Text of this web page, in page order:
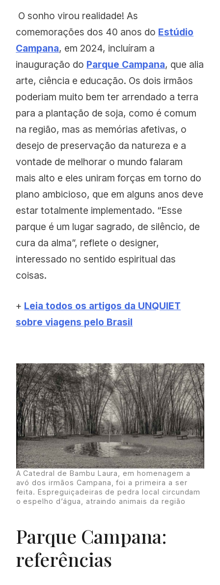
O sonho virou realidade! As
comemorações dos 40 anos do Estúdio
Campana, em 2024, incluíram a
inauguração do Parque Campana, que alia
arte, ciência e educação. Os dois irmãos
poderiam muito bem ter arrendado a terra
para a plantação de soja, como é comum
na região, mas as memórias afetivas, o
desejo de preservação da natureza e a
vontade de melhorar o mundo falaram
mais alto e eles uniram forças em torno do
plano ambicioso, que em alguns anos deve
estar totalmente implementado. “Esse
parque é um lugar sagrado, de silêncio, de
cura da alma”, reflete o designer,
interessado no sentido espiritual das
coisas.
+ Leia todos os artigos da UNQUIET
sobre viagens pelo Brasil
A Catedral de Bambu Laura, em homenagem a
avó dos irmãos Campana, foi a primeira a ser
feita. Espreguiçadeiras de pedra local circundam
o espelho d’água, atraindo animais da região
Parque Campana:
referências